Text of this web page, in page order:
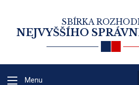
SBÍRKA
NEJVYŠŠÍHO
Menu